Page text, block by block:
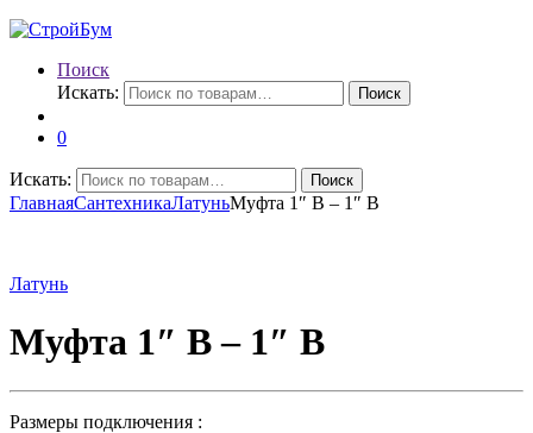
Поиск
Искать:
Поиск
0
Искать: Поиск
ГлавнаяСантехникаЛатуньМуфта 1″ В – 1″ В
Латунь
Муфта 1″ В – 1″ В
Размеры подключения :